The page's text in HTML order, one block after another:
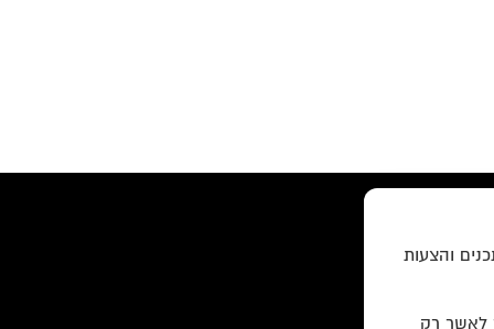
והצעות
לאשר רק